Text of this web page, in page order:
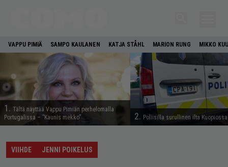
VAPPU PIMIÄ SAMPO KAULANEN KATJA STÅHL MARION RUNG MIKKO
1. Tältä näyttää Vappu Pimiän perhelomalla
Portugalissa – ”Kaunis mekko”
2. Poliisilla surullinen ilta
VIIHDE JENNI POIKELUS